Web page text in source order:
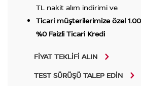
TL nakit alım indirimi ve
Ticari müşterilerimize özel
%0 Faizli Ticari Kredi
FİYAT TEKLİFİ ALIN
TEST SÜRÜŞÜ TALEP EDİN